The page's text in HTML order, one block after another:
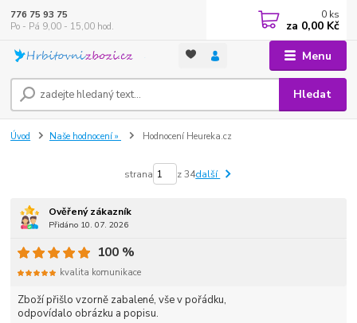
Menu
Hledat
776 75 93 75
Po - Pá 9,00 - 15,00 hod.
0 ks
za 0,00 Kč
Úvod Naše hodnocení » Hodnocení Heureka.cz
strana z 34další
Ověřený zákazník
Přidáno 10. 07. 2026
Zboží přišlo vzorně zabalené, vše v pořádku,
odpovídalo obrázku a popisu.
100 %
kvalita komunikace